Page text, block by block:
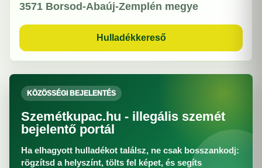
3571 Borsod-Abaúj-Zemplén megye
Hulladékkereső
KÖZÖSSÉGI BEJELENTÉS
Szemétkupac.hu - illegális szemét
bejelentő portál
Ha elhagyott hulladékot találsz, ne csak bosszankodj:
rögzítsd a helyszínt, tölts fel képet, és segíts